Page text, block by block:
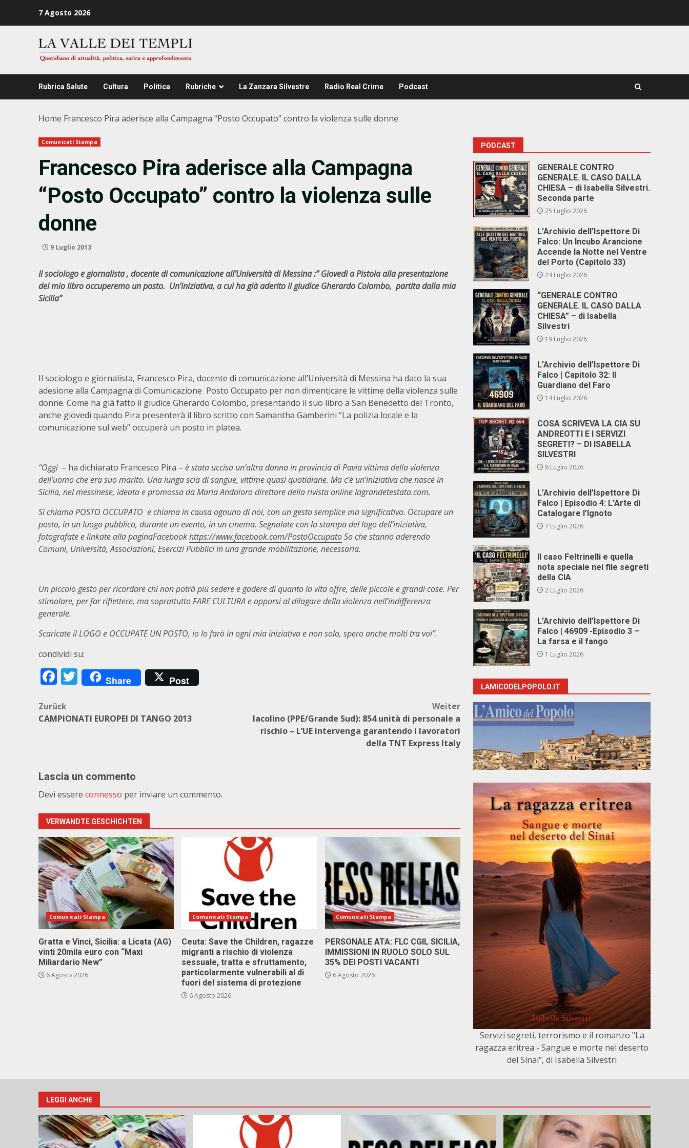
7 Agosto 2026
Rubrica Salute Cultura Politica Rubriche La Zanzara Silvestre Radio Real Crime Podcast
Home Francesco Pira aderisce alla Campagna “Posto Occupato” contro la violenza sulle donne
Comunicati Stampa
Francesco Pira aderisce alla Campagna
“Posto Occupato” contro la violenza sulle
donne
9 Luglio 2013
Il sociologo e giornalista , docente di comunicazione all’Università di Messina :” Giovedì a Pistoia alla presentazione
del mio libro occuperemo un posto. Un’iniziativa, a cui ha già aderito il giudice Gherardo Colombo, partita dalla mia
Sicilia”
Il sociologo e giornalista, Francesco Pira, docente di comunicazione all’Università di Messina ha dato la sua
adesione alla Campagna di Comunicazione Posto Occupato per non dimenticare le vittime della violenza sulle
donne. Come ha già fatto il giudice Gherardo Colombo, presentando il suo libro a San Benedetto del Tronto,
anche giovedì quando Pira presenterà il libro scritto con Samantha Gamberini “La polizia locale e la
comunicazione sul web” occuperà un posto in platea.
“Oggi – ha dichiarato Francesco Pira – è stata uccisa un’altra donna in provincia di Pavia vittima della violenza
dell’uomo che era suo marito. Una lunga scia di sangue, vittime quasi quotidiane. Ma c’è un’iniziativa che nasce in
Sicilia, nel messinese, ideata e promossa da Maria Andaloro direttore della rivista online lagrandetestata.com.
Si chiama POSTO OCCUPATO e chiama in causa ognuno di noi, con un gesto semplice ma significativo. Occupare un
posto, in un luogo pubblico, durante un evento, in un cinema. Segnalate con la stampa del logo dell’iniziativa,
fotografate e linkate alla paginaFacebookhttps://www.facebook.com/PostoOccupatoSo che stanno aderendo
Comuni, Università, Associazioni, Esercizi Pubblici in una grande mobilitazione, necessaria.
Un piccolo gesto per ricordare chi non potrà più sedere e godere di quanto la vita offre, delle piccole e grandi cose. Per
stimolare, per far riflettere, ma soprattutto FARE CULTURA e opporsi al dilagare della violenza nell’indifferenza
generale.
Scaricate il LOGO e OCCUPATE UN POSTO, io lo farò in ogni mia iniziativa e non solo, spero anche molti tra voi”.
condividi su:
Facebook
Twitter
Share Post
Beitragsnavigation
Zurück
CAMPIONATI EUROPEI DI TANGO 2013
Weiter
Iacolino (PPE/Grande Sud): 854 unità di personale a
rischio – L’UE intervenga garantendo i lavoratori
della TNT Express Italy
Lascia un commento
Devi essere connesso per inviare un commento.
VERWANDTE GESCHICHTEN
Comunicati Stampa
Gratta e Vinci, Sicilia: a Licata (AG)
vinti 20mila euro con “Maxi
Miliardario New”
6 Agosto 2026
Comunicati Stampa
Ceuta: Save the Children, ragazze
migranti a rischio di violenza
sessuale, tratta e sfruttamento,
particolarmente vulnerabili al di
fuori del sistema di protezione
6 Agosto 2026
Comunicati Stampa
PERSONALE ATA: FLC CGIL SICILIA,
IMMISSIONI IN RUOLO SOLO SUL
35% DEI POSTI VACANTI
6 Agosto 2026
PODCAST
GENERALE CONTRO
GENERALE. IL CASO DALLA
CHIESA – di Isabella Silvestri.
Seconda parte
25 Luglio 2026
L’Archivio dell’Ispettore Di
Falco: Un Incubo Arancione
Accende la Notte nel Ventre
del Porto (Capitolo 33)
24 Luglio 2026
“GENERALE CONTRO
GENERALE. IL CASO DALLA
CHIESA” – di Isabella
Silvestri
19 Luglio 2026
L’Archivio dell’Ispettore Di
Falco | Capitolo 32: Il
Guardiano del Faro
14 Luglio 2026
COSA SCRIVEVA LA CIA SU
ANDREOTTI E I SERVIZI
SEGRETI? – DI ISABELLA
SILVESTRI
8 Luglio 2026
L’Archivio dell’Ispettore Di
Falco | Episodio 4: L’Arte di
Catalogare l’Ignoto
7 Luglio 2026
Il caso Feltrinelli e quella
nota speciale nei file segreti
della CIA
2 Luglio 2026
L’Archivio dell’Ispettore Di
Falco | 46909 -Episodio 3 –
La farsa e il fango
1 Luglio 2026
LAMICODELPOPOLO.IT
Servizi segreti, terrorismo e il romanzo "La
ragazza eritrea - Sangue e morte nel deserto
del Sinai", di Isabella Silvestri
LEGGI ANCHE